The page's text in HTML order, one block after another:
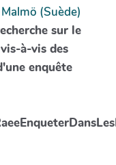
(Suède)
sur le
à-vis des
enquête